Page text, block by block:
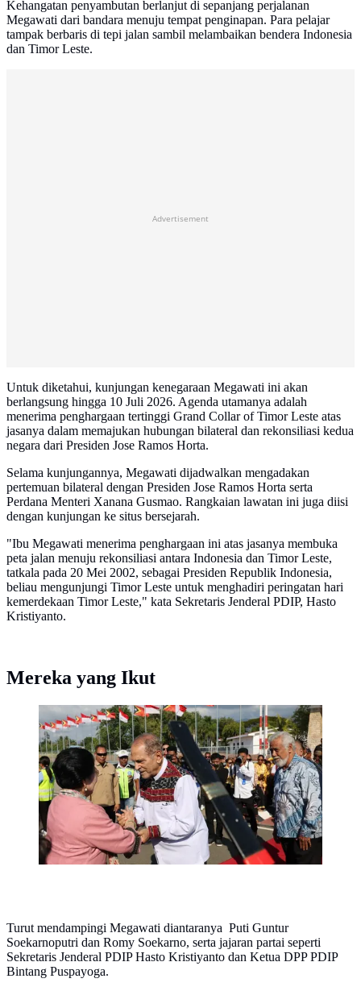
Kehangatan penyambutan berlanjut di sepanjang perjalanan
Megawati dari bandara menuju tempat penginapan. Para pelajar
tampak berbaris di tepi jalan sambil melambaikan bendera Indonesia
dan Timor Leste.
Advertisement
Untuk diketahui, kunjungan kenegaraan Megawati ini akan
berlangsung hingga 10 Juli 2026. Agenda utamanya adalah
menerima penghargaan tertinggi Grand Collar of Timor Leste atas
jasanya dalam memajukan hubungan bilateral dan rekonsiliasi kedua
negara dari Presiden Jose Ramos Horta.
Selama kunjungannya, Megawati dijadwalkan mengadakan
pertemuan bilateral dengan Presiden Jose Ramos Horta serta
Perdana Menteri Xanana Gusmao. Rangkaian lawatan ini juga diisi
dengan kunjungan ke situs bersejarah.
"Ibu Megawati menerima penghargaan ini atas jasanya membuka
peta jalan menuju rekonsiliasi antara Indonesia dan Timor Leste,
tatkala pada 20 Mei 2002, sebagai Presiden Republik Indonesia,
beliau mengunjungi Timor Leste untuk menghadiri peringatan hari
kemerdekaan Timor Leste," kata Sekretaris Jenderal PDIP, Hasto
Kristiyanto.
Mereka yang Ikut
Presiden ke-5 Republik Indonesia Megawati
Soekarnoputri tiba di Dili, Timor Leste, Rabu
(8/7/2026). (Foto: Tim Media DPP PDIP).
Turut mendampingi Megawati diantaranya Puti Guntur
Soekarnoputri dan Romy Soekarno, serta jajaran partai seperti
Sekretaris Jenderal PDIP Hasto Kristiyanto dan Ketua DPP PDIP
Bintang Puspayoga.